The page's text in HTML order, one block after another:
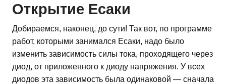
Открытие Есаки
Добираемся, наконец, до сути! Так вот, по программе
работ, которыми занимался Есаки, надо было
изменить зависимость силы тока, проходящего через
диод, от приложенного к диоду напряжения. У всех
диодов эта зависимость была одинаковой — сначала